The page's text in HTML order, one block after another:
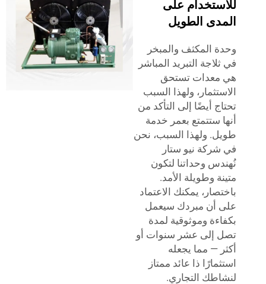
على
الطويل
المكثف والمبخر
التبريد المباشر
تستحق
ولهذا السبب
أيضًا إلى التأكد من
ستتمتع بعمر خدمة
ولهذا السبب، نحن
نيو ستار
وحداتنا لتكون
وطويلة الأمد.
يمكنك الاعتماد
أن مبردك سيعمل
وموثوقية لمدة
إلى عشر سنوات أو
— مما يجعله
ذا عائد ممتاز
التجاري.